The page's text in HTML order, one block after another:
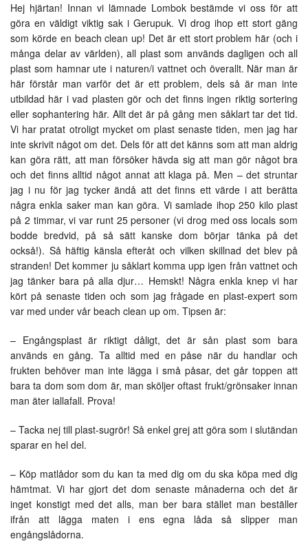
Hej hjärtan! Innan vi lämnade Lombok bestämde vi oss för att
göra en väldigt viktig sak i Gerupuk. Vi drog ihop ett stort gäng
som körde en beach clean up! Det är ett stort problem här (och i
många delar av världen), all plast som används dagligen och all
plast som hamnar ute i naturen/i vattnet och överallt. När man är
här förstår man varför det är ett problem, dels så är man inte
utbildad här i vad plasten gör och det finns ingen riktig sortering
eller sophantering här. Allt det är på gång men såklart tar det tid.
Vi har pratat otroligt mycket om plast senaste tiden, men jag har
inte skrivit något om det. Dels för att det känns som att man aldrig
kan göra rätt, att man försöker hävda sig att man gör något bra
och det finns alltid något annat att klaga på. Men – det struntar
jag i nu för jag tycker ändå att det finns ett värde i att berätta
några enkla saker man kan göra. Vi samlade ihop 250 kilo plast
på 2 timmar, vi var runt 25 personer (vi drog med oss locals som
bodde bredvid, på så sätt kanske dom börjar tänka på det
också!). Så häftig känsla efteråt och vilken skillnad det blev på
stranden! Det kommer ju såklart komma upp igen från vattnet och
jag tänker bara på alla djur… Hemskt! Några enkla knep vi har
kört på senaste tiden och som jag frågade en plast-expert som
var med under vår beach clean up om. Tipsen är:
– Engångsplast är riktigt dåligt, det är sån plast som bara
används en gång. Ta alltid med en påse när du handlar och
frukten behöver man inte lägga i små påsar, det går toppen att
bara ta dom som dom är, man sköljer oftast frukt/grönsaker innan
man äter iallafall. Prova!
– Tacka nej till plast-sugrör! Så enkel grej att göra som i slutändan
sparar en hel del.
– Köp matlådor som du kan ta med dig om du ska köpa med dig
hämtmat. Vi har gjort det dom senaste månaderna och det är
inget konstigt med det alls, man ber bara stället man beställer
ifrån att lägga maten i ens egna låda så slipper man
engångslådorna.